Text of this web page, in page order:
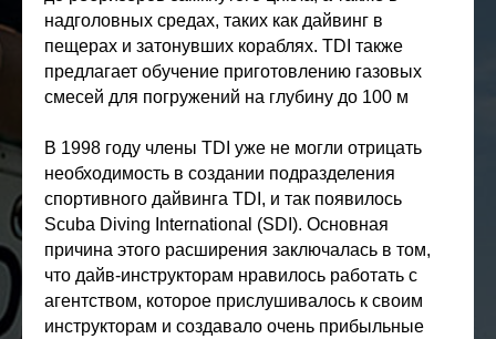
надголовных средах, таких как дайвинг в
пещерах и затонувших кораблях. TDI также
предлагает обучение приготовлению газовых
смесей для погружений на глубину до 100 м
В 1998 году члены TDI уже не могли отрицать
необходимость в создании подразделения
спортивного дайвинга TDI, и так появилось
Scuba Diving International (SDI). Основная
причина этого расширения заключалась в том,
что дайв-инструкторам нравилось работать с
агентством, которое прислушивалось к своим
инструкторам и создавало очень прибыльные